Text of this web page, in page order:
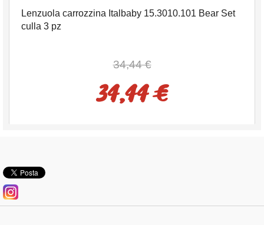
Lenzuola carrozzina Italbaby 15.3010.101 Bear Set
culla 3 pz
34,44 €
34,44 €